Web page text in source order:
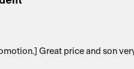
Great price and son